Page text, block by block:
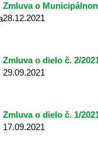
Zmluva o
28.12.2021
Zmluva o dielo č. 2/
29.09.2021
Zmluva o dielo č. 1/
17.09.2021